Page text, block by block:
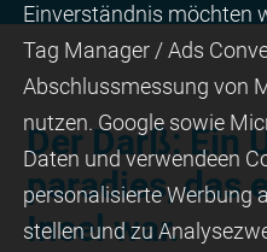
Der Darß: Ein
paradies, das
Insel war.
Ein­ver­ständ­nis möchten
Tag Manager / Ads
Abschluss­mes­sung von
nutzen. Google sowie
Daten und verwendeen
perso­nali­sierte Wer­bung
stel­len und zu